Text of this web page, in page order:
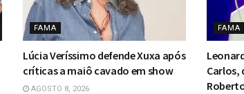
FAMA
Lúcia Veríssimo defende Xuxa após
críticas a maiô cavado em show
AGOSTO 8, 2026
FAMA
Carlos,